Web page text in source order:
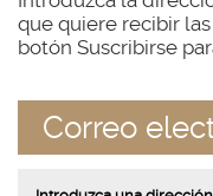
que quiere recibir
botón Suscribirse
Correo